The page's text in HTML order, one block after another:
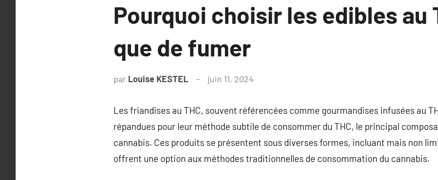
Pourquoi choisir les edibles au
que de fumer
par Louise KESTEL juin 11, 2024
Les friandises au THC, souvent référencées comme gourmandises infusées au
répandues pour leur méthode subtile de consommer du THC, le principal
cannabis. Ces produits se présentent sous diverses formes, incluant mais non
offrent une option aux méthodes traditionnelles de consommation du cannabis.